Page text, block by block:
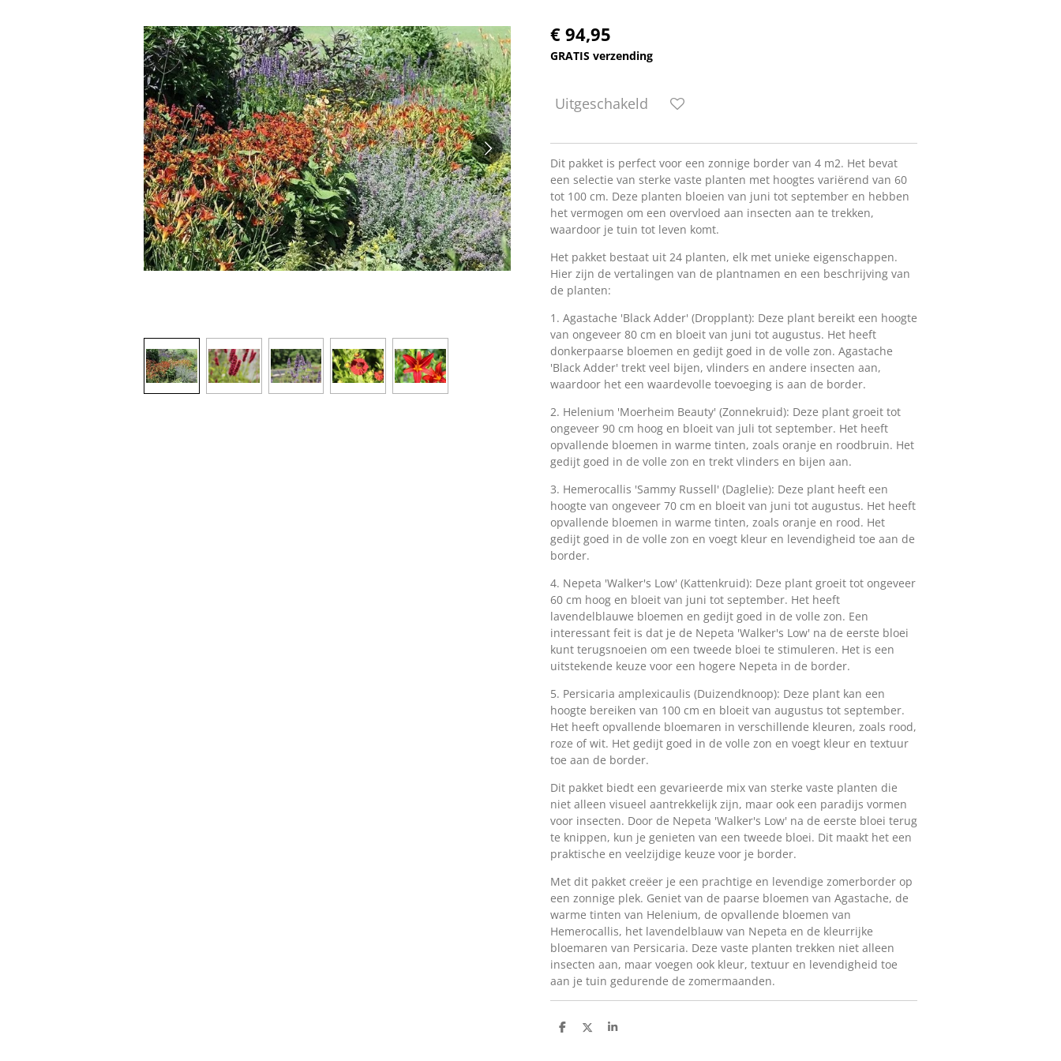
€ 94,95
GRATIS verzending
Uitgeschakeld
Dit pakket is perfect voor een zonnige border van 4 m2. Het bevat
een selectie van sterke vaste planten met hoogtes variërend van 60
tot 100 cm. Deze planten bloeien van juni tot september en hebben
het vermogen om een overvloed aan insecten aan te trekken,
waardoor je tuin tot leven komt.
Het pakket bestaat uit 24 planten, elk met unieke eigenschappen.
Hier zijn de vertalingen van de plantnamen en een beschrijving van
de planten:
1. Agastache 'Black Adder' (Dropplant): Deze plant bereikt een hoogte
van ongeveer 80 cm en bloeit van juni tot augustus. Het heeft
donkerpaarse bloemen en gedijt goed in de volle zon. Agastache
'Black Adder' trekt veel bijen, vlinders en andere insecten aan,
waardoor het een waardevolle toevoeging is aan de border.
2. Helenium 'Moerheim Beauty' (Zonnekruid): Deze plant groeit tot
ongeveer 90 cm hoog en bloeit van juli tot september. Het heeft
opvallende bloemen in warme tinten, zoals oranje en roodbruin. Het
gedijt goed in de volle zon en trekt vlinders en bijen aan.
3. Hemerocallis 'Sammy Russell' (Daglelie): Deze plant heeft een
hoogte van ongeveer 70 cm en bloeit van juni tot augustus. Het heeft
opvallende bloemen in warme tinten, zoals oranje en rood. Het
gedijt goed in de volle zon en voegt kleur en levendigheid toe aan de
border.
4. Nepeta 'Walker's Low' (Kattenkruid): Deze plant groeit tot ongeveer
60 cm hoog en bloeit van juni tot september. Het heeft
lavendelblauwe bloemen en gedijt goed in de volle zon. Een
interessant feit is dat je de Nepeta 'Walker's Low' na de eerste bloei
kunt terugsnoeien om een tweede bloei te stimuleren. Het is een
uitstekende keuze voor een hogere Nepeta in de border.
5. Persicaria amplexicaulis (Duizendknoop): Deze plant kan een
hoogte bereiken van 100 cm en bloeit van augustus tot september.
Het heeft opvallende bloemaren in verschillende kleuren, zoals rood,
roze of wit. Het gedijt goed in de volle zon en voegt kleur en textuur
toe aan de border.
Dit pakket biedt een gevarieerde mix van sterke vaste planten die
niet alleen visueel aantrekkelijk zijn, maar ook een paradijs vormen
voor insecten. Door de Nepeta 'Walker's Low' na de eerste bloei terug
te knippen, kun je genieten van een tweede bloei. Dit maakt het een
praktische en veelzijdige keuze voor je border.
Met dit pakket creëer je een prachtige en levendige zomerborder op
een zonnige plek. Geniet van de paarse bloemen van Agastache, de
warme tinten van Helenium, de opvallende bloemen van
Hemerocallis, het lavendelblauw van Nepeta en de kleurrijke
bloemaren van Persicaria. Deze vaste planten trekken niet alleen
insecten aan, maar voegen ook kleur, textuur en levendigheid toe
aan je tuin gedurende de zomermaanden.
D
D
S